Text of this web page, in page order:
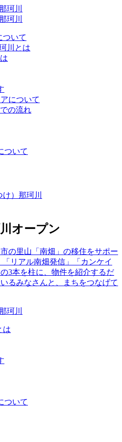
珂川
珂川
ついて
川とは
について
の流れ
ついて
）那珂川
オープン
の里山「南畑」の移住をサポー
リアル南畑発信」「カンケイ
3本を柱に、物件を紹介するだ
るみなさんと、まちをつなげて
珂川
は
ついて